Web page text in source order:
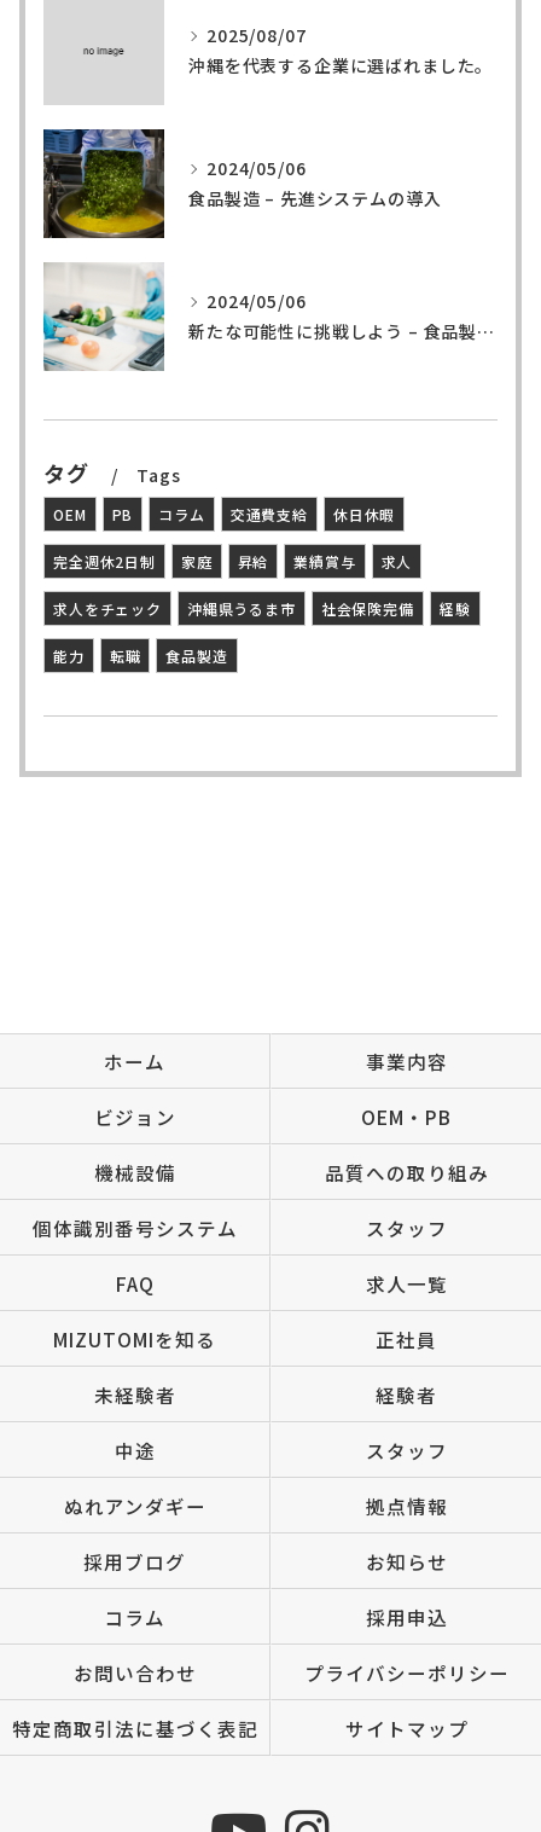
2025/08/07
沖縄を代表する企業に選ばれました。
2024/05/06
食品製造 – 先進システムの導入
2024/05/06
新たな可能性に挑戦しよう – 食品製造の世界へ
タグ Tags
OEM PB コラム 交通費支給 休日休暇
完全週休2日制 家庭 昇給 業績賞与 求人
求人をチェック 沖縄県うるま市 社会保険完備 経験
能力 転職 食品製造
ホーム 事業内容
ビジョン OEM・PB
機械設備 品質への取り組み
個体識別番号システム スタッフ
FAQ 求人一覧
MIZUTOMIを知る 正社員
未経験者 経験者
中途 スタッフ
ぬれアンダギー 拠点情報
採用ブログ お知らせ
コラム 採用申込
お問い合わせ プライバシーポリシー
特定商取引法に基づく表記 サイトマップ